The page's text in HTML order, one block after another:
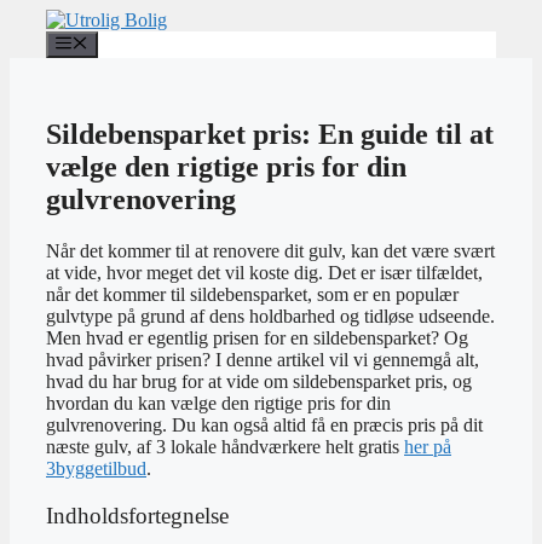
indhold
Sildebensparket pris: En guide til at
vælge den rigtige pris for din
gulvrenovering
Når det kommer til at renovere dit gulv, kan det være svært
at vide, hvor meget det vil koste dig. Det er især tilfældet,
når det kommer til sildebensparket, som er en populær
gulvtype på grund af dens holdbarhed og tidløse udseende.
Men hvad er egentlig prisen for en sildebensparket? Og
hvad påvirker prisen? I denne artikel vil vi gennemgå alt,
hvad du har brug for at vide om sildebensparket pris, og
hvordan du kan vælge den rigtige pris for din
gulvrenovering. Du kan også altid få en præcis pris på dit
næste gulv, af 3 lokale håndværkere helt gratis her på
3byggetilbud.
Indholdsfortegnelse